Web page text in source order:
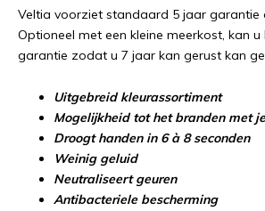
Veltia voorziet standaard 5 jaar garantie
Optioneel met een kleine meerkost, kan
garantie zodat u 7 jaar kan gerust kan
Uitgebreid kleurassortiment
Mogelijkheid tot het branden met
Droogt handen in 6 à 8 seconden
Weinig geluid
Neutraliseert geuren
Antibacteriele bescherming